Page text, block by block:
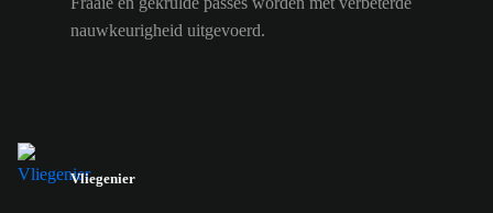
nauwkeurigheid uitgevoerd.
Vliegenier